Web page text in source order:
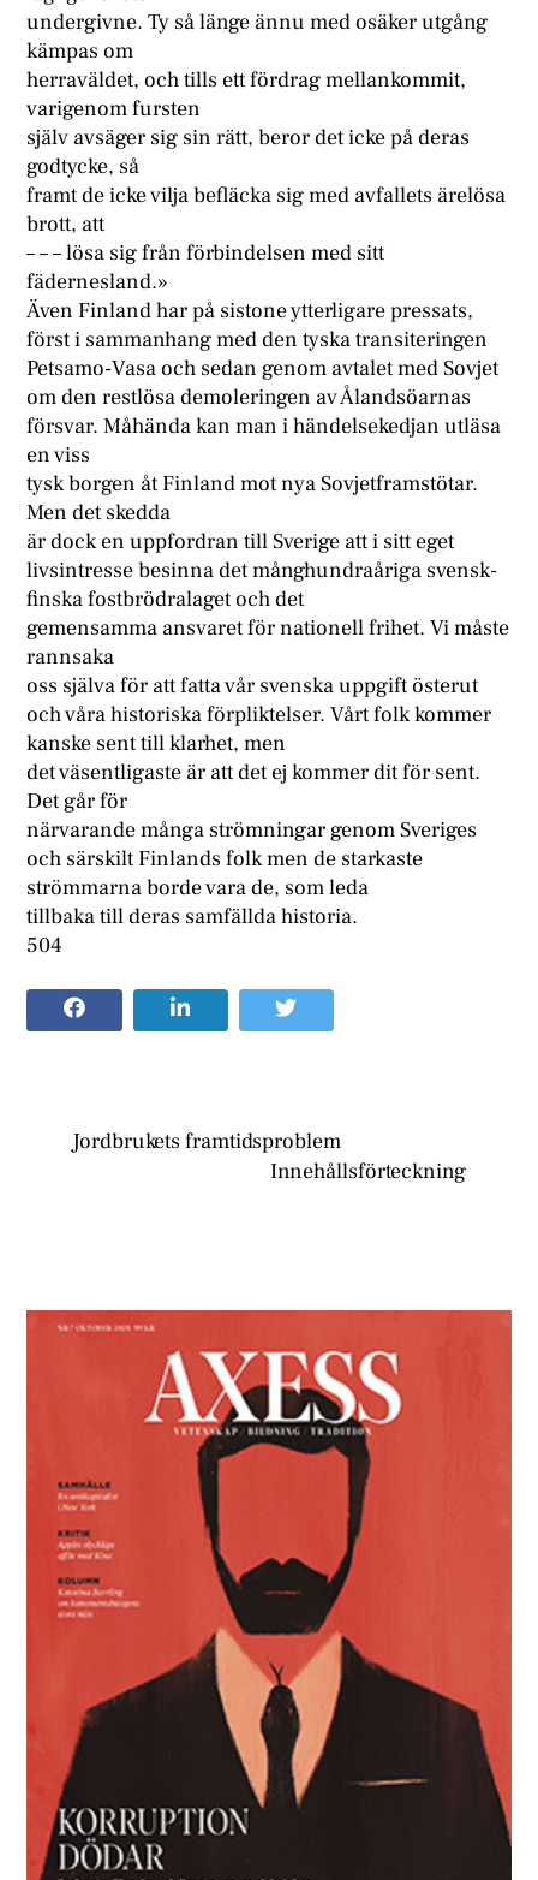
undergivne. Ty så länge ännu med osäker utgång
kämpas om
herraväldet, och tills ett fördrag mellankommit,
varigenom fursten
själv avsäger sig sin rätt, beror det icke på deras
godtycke, så
framt de icke vilja befläcka sig med avfallets ärelösa
brott, att
– – – lösa sig från förbindelsen med sitt
fädernesland.»
Även Finland har på sistone ytterligare pressats,
först i sammanhang med den tyska transiteringen
Petsamo-Vasa och sedan genom avtalet med Sovjet
om den restlösa demoleringen av Ålandsöarnas
försvar. Måhända kan man i händelsekedjan utläsa
en viss
tysk borgen åt Finland mot nya Sovjetframstötar.
Men det skedda
är dock en uppfordran till Sverige att i sitt eget
livsintresse besinna det månghundraåriga svensk-
finska fostbrödralaget och det
gemensamma ansvaret för nationell frihet. Vi måste
rannsaka
oss själva för att fatta vår svenska uppgift österut
och våra historiska förpliktelser. Vårt folk kommer
kanske sent till klarhet, men
det väsentligaste är att det ej kommer dit för sent.
Det går för
närvarande många strömningar genom Sveriges
och särskilt Finlands folk men de starkaste
strömmarna borde vara de, som leda
tillbaka till deras samfällda historia.
504
Jordbrukets framtidsproblem
Innehållsförteckning